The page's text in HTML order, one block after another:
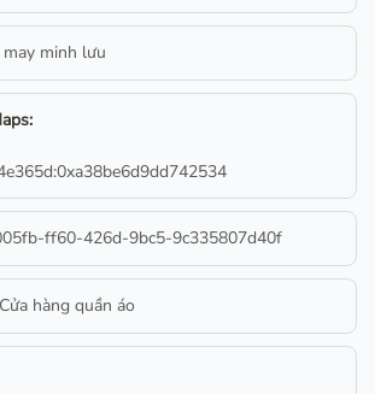
minh lưu
ff60-426d-9bc5-9c335807d40f
Cửa hàng quần áo